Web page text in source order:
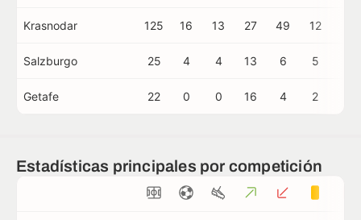
Krasnodar 125 16 13 27 49 12
Salzburgo 25 4 4 13 6 5
Getafe 22 0 0 16 4 2
Estadísticas principales por competición